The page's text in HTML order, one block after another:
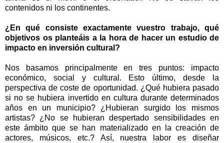
contenidos ni los continentes.
¿En qué consiste exactamente vuestro trabajo, qué
objetivos os planteáis a la hora de hacer un estudio de
impacto en inversión cultural?
Nos basamos principalmente en tres puntos: impacto
económico, social y cultural. Esto último, desde la
perspectiva de coste de oportunidad. ¿Qué hubiera pasado
si no se hubiera invertido en cultura durante determinados
años en un municipio? ¿Hubieran surgido los mismos
artistas? ¿No se hubieran despertado sensibilidades en
este ámbito que se han materializado en la creación de
actores, músicos, etc.? Así, nuestra labor es diseñar